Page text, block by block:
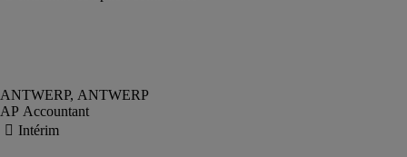
AP Accountant